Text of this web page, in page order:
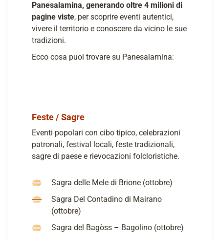
Panesalamina, generando oltre 4 milioni di
pagine viste, per scoprire eventi autentici,
vivere il territorio e conoscere da vicino le sue
tradizioni.
Ecco cosa puoi trovare su Panesalamina:
Feste / Sagre
Eventi popolari con cibo tipico, celebrazioni
patronali, festival locali, feste tradizionali,
sagre di paese e rievocazioni folcloristiche.
Sagra delle Mele di Brione (ottobre)
Sagra Del Contadino di Mairano
(ottobre)
Sagra del Bagòss – Bagolino (ottobre)